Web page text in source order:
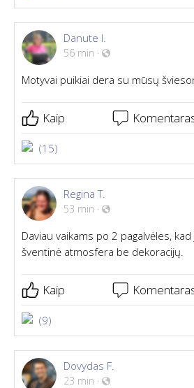
Danute I.
56 min ·
Motyvai puikiai dera su mūsų
Kaip
(15)
Regina T.
53 min ·
Daviau vaikams po 2 pagalvėles,
šventinė atmosfera be dekoracijų.
Kaip
(9)
Dovydas F.
23 min ·